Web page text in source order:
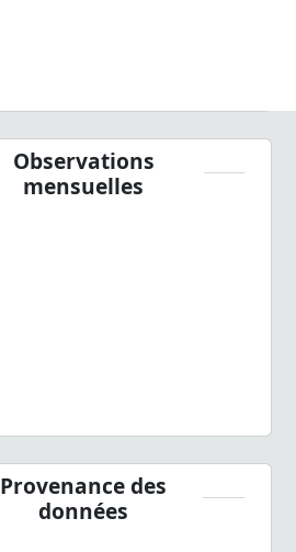
Observations
mensuelles
Provenance des
données